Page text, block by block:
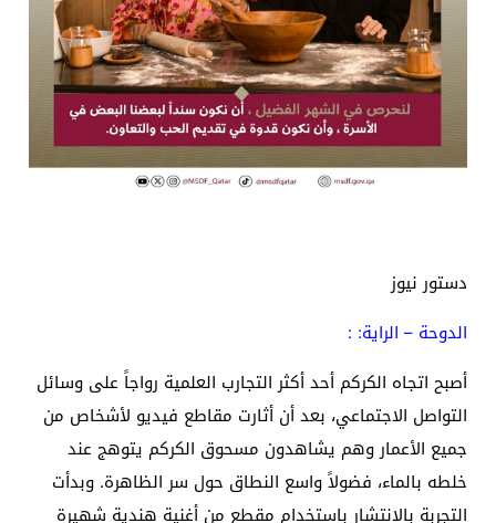
دستور نيوز
الدوحة – الراية: :
أصبح اتجاه الكركم أحد أكثر التجارب العلمية رواجاً على وسائل
التواصل الاجتماعي، بعد أن أثارت مقاطع فيديو لأشخاص من
جميع الأعمار وهم يشاهدون مسحوق الكركم يتوهج عند
خلطه بالماء، فضولاً واسع النطاق حول سر الظاهرة. وبدأت
التجربة بالانتشار باستخدام مقطع من أغنية هندية شهيرة